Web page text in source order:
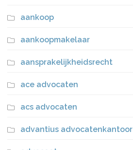
aankoop
aankoopmakelaar
aansprakelijkheidsrecht
ace advocaten
acs advocaten
advantius advocatenkantoor